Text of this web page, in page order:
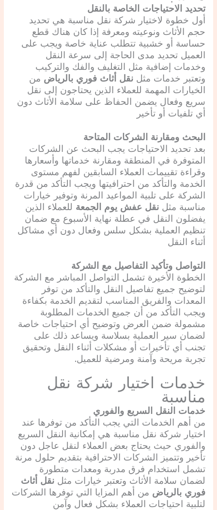
تحديد الاحتياجات الخاصة بالنقل
أول خطوة لاختيار شركة نقل مناسبة هي تحديد
حجم الأثاث ونوعيته ومعرفة إذا كان هناك قطع
حساسة أو خشبية تتطلب عناية خاصة ويجب على
العميل تحديد مدى الحاجة إلى سرعة النقل
وخدمات إضافية مثل التغليف والفك والتركيب
وتعتبر خدمات مثل نقل أثاث فوري بالرياض من
الخيارات المهمة للعملاء الذين يحتاجون إلى نقل
سريع وفعال يضمن الحفاظ على سلامة الأثاث دون
أي تلفيات أو تأخير
البحث ومقارنة الشركات المتاحة
بعد تحديد الاحتياجات يجب البحث عن الشركات
المتوفرة في المنطقة ومقارنة خدماتها وأسعارها
وقراءة تقييمات العملاء السابقين لفهم مستوى
الخدمة والتأكد من احترافيتها ويجب التأكد من قدرة
الشركة على تلبية المواعيد المرنة وتوفير خيارات
مناسبة مثل نقل عفش يوم الجمعة للعملاء الذين
يفضلون النقل في عطلة نهاية الأسبوع مع ضمان
تنظيم العملية بشكل سلس وفعال دون أي مشاكل
أثناء النقل
التواصل وتأكيد التفاصيل مع الشركة
الخطوة الأخيرة تشمل التواصل المباشر مع الشركة
لتوضيح جميع تفاصيل النقل والتأكد من توفر
المعدات والفريق المناسب لتقديم الخدمة بكفاءة
ويجب التأكد من أن جميع الخدمات المطلوبة
مشمولة ضمن العرض وتوضيح أي احتياجات خاصة
لضمان سير العملية بسلاسة ويساعد ذلك على
تجنب أي تأخيرات أو مشكلات أثناء النقل وتحقيق
تجربة مريحة وآمنة ومرضية للعميل.
خدمات اختيار شركة نقل
مناسبة
خدمات النقل السريع والفوري
من أهم الخدمات التي يجب التأكد من توفرها عند
اختيار شركة نقل مناسبة هي إمكانية النقل السريع
والفوري حيث يحتاج بعض العملاء لنقل عاجل دون
تأخير وتتميز الشركات الاحترافية بتقديم حلول مرنة
تشمل استخدام فرق مدربة ومعدات متطورة
لضمان سلامة الأثاث وتعتبر خيارات مثل نقل أثاث
فوري بالرياض من أهم المزايا التي توفرها الشركات
لتلبية احتياجات العملاء بشكل فعال وآمن